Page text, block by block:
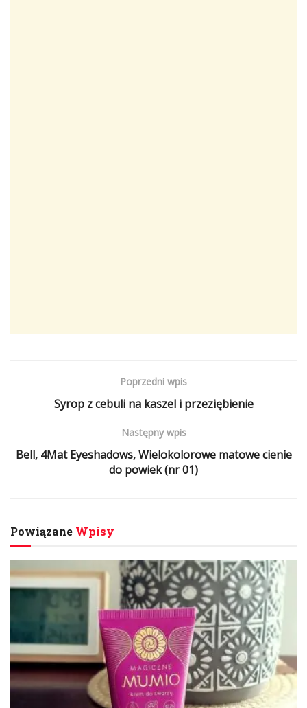
Poprzedni wpis
Syrop z cebuli na kaszel i przeziębienie
Następny wpis
Bell, 4Mat Eyeshadows, Wielokolorowe matowe cienie
do powiek (nr 01)
Powiązane Wpisy